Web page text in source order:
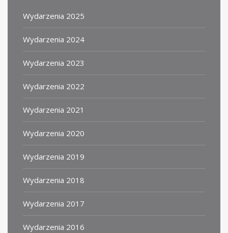
Wydarzenia 2025
Wydarzenia 2024
Wydarzenia 2023
Wydarzenia 2022
Wydarzenia 2021
Wydarzenia 2020
Wydarzenia 2019
Wydarzenia 2018
Wydarzenia 2017
Wydarzenia 2016